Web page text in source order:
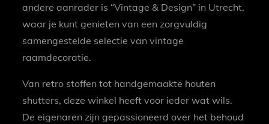
andere aanrader is “Vintage & Design” in Utrecht,
waar je kunt genieten van een zorgvuldig
samengestelde selectie van vintage
raamdecoratie.
Van retro stoffen tot handgemaakte houten
shutters, deze winkel heeft voor ieder wat wils.
De eigenaren zijn gepassioneerd over het behoud